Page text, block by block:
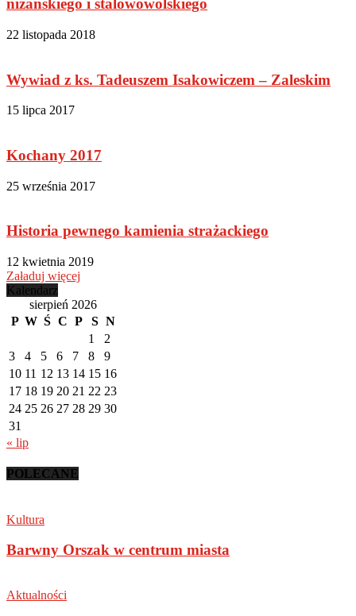
niżańskiego i stalowowolskiego
22 listopada 2018
Wywiad z ks. Tadeuszem Isakowiczem – Zaleskim
15 lipca 2017
Kochany 2017
25 września 2017
Historia pewnego kamienia strażackiego
12 kwietnia 2019
Załaduj więcej
Kalendarz
sierpień 2026
P W Ś C P S N
1
2
3
4 5 6 7 8
9
10 11 12 13 14 15 16
17 18 19 20 21 22 23
24 25 26 27 28 29 30
31
« lip
POLECANE
Kultura
Barwny Orszak w centrum miasta
Aktualności